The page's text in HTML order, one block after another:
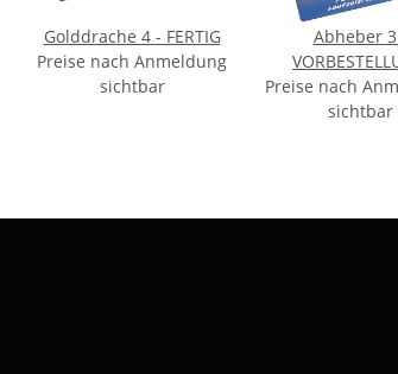
Golddrache 4 - FERTIG
Preise nach Anmeldung
sichtbar
Abheber
Preise nach
sichtbar